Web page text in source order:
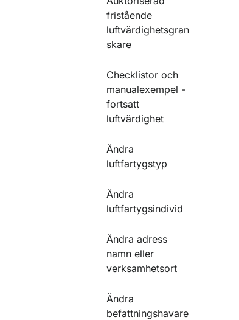
fristående
luftvärdighetsgran
skare
Checklistor och
manualexempel -
fortsatt
luftvärdighet
Ändra
luftfartygstyp
Ändra
luftfartygsindivid
Ändra adress
namn eller
verksamhetsort
Ändra
befattningshavare